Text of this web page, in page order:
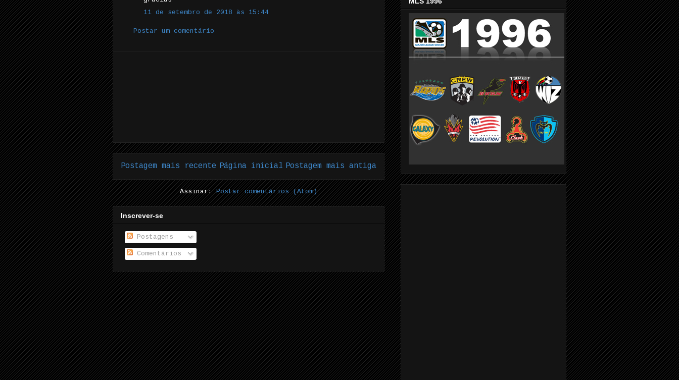
11 de setembro de 2018 às 15:44
Postar um comentário
Postagem mais recente Postagem mais antiga
Página inicial
Assinar:Postar comentários (Atom)
Inscrever-se
Postagens
Comentários